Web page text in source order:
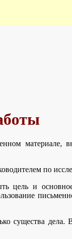
материале,
по
цель и
существа дела.